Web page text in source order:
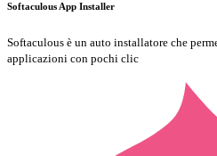
Softaculous App Installer
Softaculous è un auto installatore che
applicazioni con pochi clic